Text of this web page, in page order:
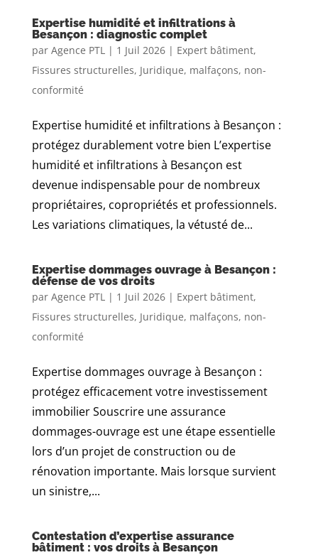
Expertise humidité et infiltrations à
Besançon : diagnostic complet
par Agence PTL| 1 Juil 2026| Expert bâtiment,
Fissures structurelles, Juridique, malfaçons, non-
conformité
Expertise humidité et infiltrations à Besançon :
protégez durablement votre bien L’expertise
humidité et infiltrations à Besançon est
devenue indispensable pour de nombreux
propriétaires, copropriétés et professionnels.
Les variations climatiques, la vétusté de...
Expertise dommages ouvrage à Besançon :
défense de vos droits
par Agence PTL| 1 Juil 2026| Expert bâtiment,
Fissures structurelles, Juridique, malfaçons, non-
conformité
Expertise dommages ouvrage à Besançon :
protégez efficacement votre investissement
immobilier Souscrire une assurance
dommages-ouvrage est une étape essentielle
lors d’un projet de construction ou de
rénovation importante. Mais lorsque survient
un sinistre,...
Contestation d’expertise assurance
bâtiment : vos droits à Besançon